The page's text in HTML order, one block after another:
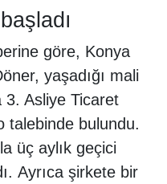
göre, Konya
yaşadığı mali
3. Asliye Ticaret
talebinde bulundu.
üç aylık geçici
Ayrıca şirkete bir